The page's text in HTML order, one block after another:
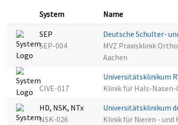
System Name
SEP
SEP-004
Deutsche Schulter-
MVZ Praxisklinik
Aachen
CIVE-017
Universitätsklinikum
Klinik für Hals-Nasen-
HD, NSK, NTx
NSK-026
Universitätsklinikum
Klinik für Nieren -